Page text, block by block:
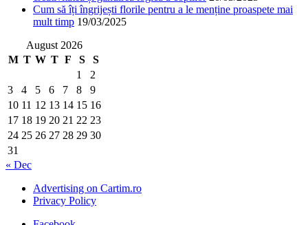
Cum să îți îngrijești florile pentru a le menține proaspete mai
mult timp 19/03/2025
August 2026
M T W T F S
S
1
2
3
4 5 6 7 8
9
10 11 12 13 14 15 16
17 18 19 20 21 22 23
24 25 26 27 28 29 30
31
« Dec
Advertising on Cartim.ro
Privacy Policy